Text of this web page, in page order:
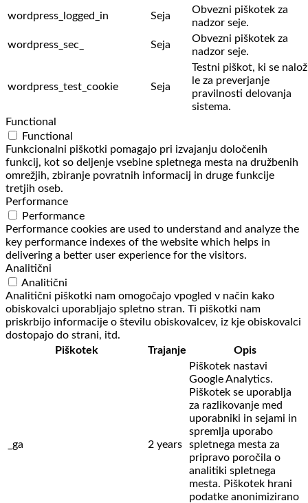
wordpress_logged_in
Seja
Obvezni piškotek za
nadzor seje.
wordpress_sec_
Seja
Obvezni piškotek za
nadzor seje.
wordpress_test_cookie Seja
Testni piškot, ki se
le za preverjanje
pravilnosti delovanja
sistema.
Functional
Functional
Funkcionalni piškotki pomagajo pri izvajanju določenih
funkcij, kot so deljenje vsebine spletnega mesta na družbenih
omrežjih, zbiranje povratnih informacij in druge funkcije
tretjih oseb.
Performance
Performance
Performance cookies are used to understand and analyze the
key performance indexes of the website which helps in
delivering a better user experience for the visitors.
Analitični
Analitični
Analitični piškotki nam omogočajo vpogled v način kako
obiskovalci uporabljajo spletno stran. Ti piškotki nam
priskrbijo informacije o številu obiskovalcev, iz kje obiskovalci
dostopajo do strani, itd.
Piškotek
Trajanje Opis
_ga 2 years
Piškotek nastavi
Google Analytics.
Piškotek se uporablja
za razlikovanje med
uporabniki in sejami in
spremlja uporabo
spletnega mesta za
pripravo poročila o
analitiki spletnega
mesta. Piškotek hrani
podatke anonimizirano